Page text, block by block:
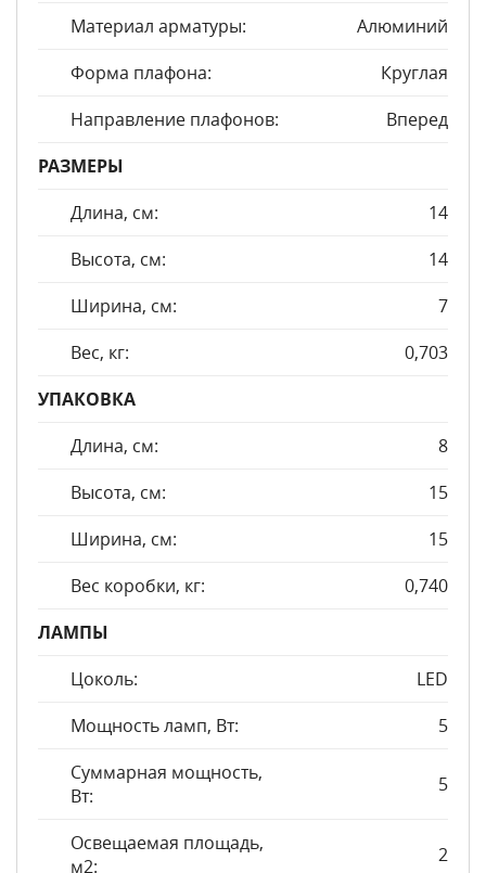
Материал арматуры:
Алюминий
Форма плафона:
Круглая
Направление плафонов:
Вперед
РАЗМЕРЫ
Длина, см:
14
Высота, см:
14
Ширина, см:
7
Вес, кг:
0,703
УПАКОВКА
Длина, см:
8
Высота, см:
15
Ширина, см:
15
Вес коробки, кг:
0,740
ЛАМПЫ
Цоколь:
LED
Мощность ламп, Вт:
5
Суммарная мощность,
Вт:
5
Освещаемая площадь,
м2:
2